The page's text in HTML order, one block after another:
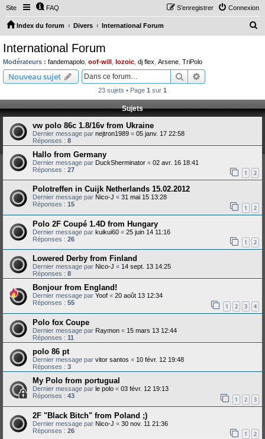
Site FAQ Connexion
S’enregistrer
Index du forum Divers International Forum
c
International Forum
Modérateurs : fandemapolo oof-will lozoic dj flex Arsene TriPolo
Nouveau sujet Rechercher
23 sujets • Page 1 sur 1
Sujets
vw polo 86c 1.8/16v from Ukraine
Dernier message par nejtron1989 « 05 janv. 17 22:58
Réponses : 8
Hallo from Germany
Dernier message par DuckSherminator « 02 avr. 16 18:41
Réponses : 27 1 2
Polotreffen in Cuijk Netherlands 15.02.2012
Dernier message par Nico-J « 31 mai 15 13:28
Réponses : 15 1 2
Polo 2F Coupé 1.4D from Hungary
Dernier message par kuikui60 « 25 juin 14 11:16
Réponses : 26 1 2
Lowered Derby from Finland
Dernier message par Nico-J « 14 sept. 13 14:25
Réponses : 8
Bonjour from England!
Dernier message par Yoof « 20 août 13 12:34
Réponses : 55 1 2 3 4
Polo fox Coupe
Dernier message par Raymon « 15 mars 13 12:44
Réponses : 11
polo 86 pt
Dernier message par vitor santos « 10 févr. 12 19:48
Réponses : 3
My Polo from portugual
Dernier message par le polo « 03 févr. 12 19:13
Réponses : 43 1 2 3
2F "Black Bitch" from Poland ;)
Dernier message par Nico-J « 30 nov. 11 21:36
Réponses : 26 1 2